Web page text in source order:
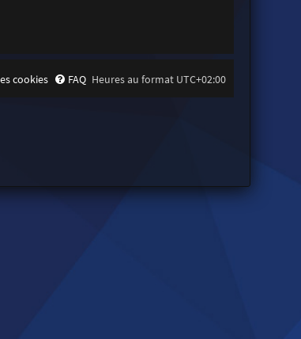
Heures au format UTC+02:00
FAQ
cookies